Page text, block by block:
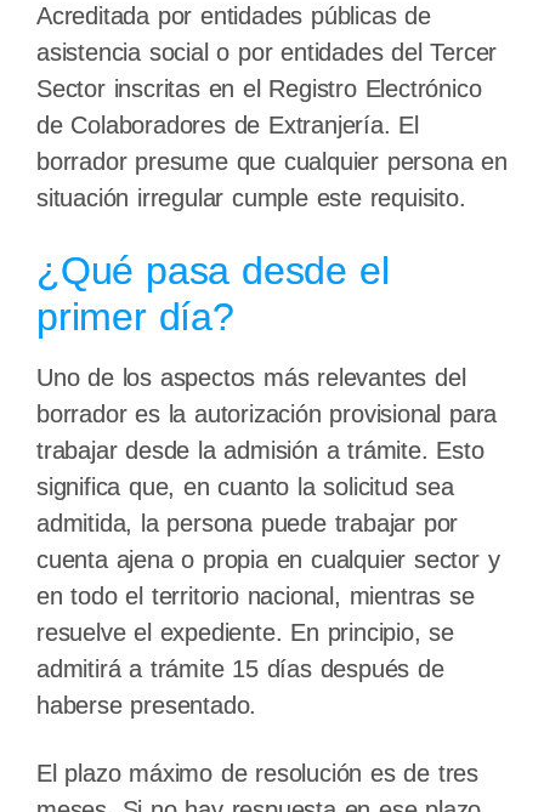
Acreditada por entidades públicas de
asistencia social o por entidades del Tercer
Sector inscritas en el Registro Electrónico
de Colaboradores de Extranjería. El
borrador presume que cualquier persona en
situación irregular cumple este requisito.
¿Qué pasa desde el
primer día?
Uno de los aspectos más relevantes del
borrador es la autorización provisional para
trabajar desde la admisión a trámite. Esto
significa que, en cuanto la solicitud sea
admitida, la persona puede trabajar por
cuenta ajena o propia en cualquier sector y
en todo el territorio nacional, mientras se
resuelve el expediente. En principio, se
admitirá a trámite 15 días después de
haberse presentado.
El plazo máximo de resolución es de tres